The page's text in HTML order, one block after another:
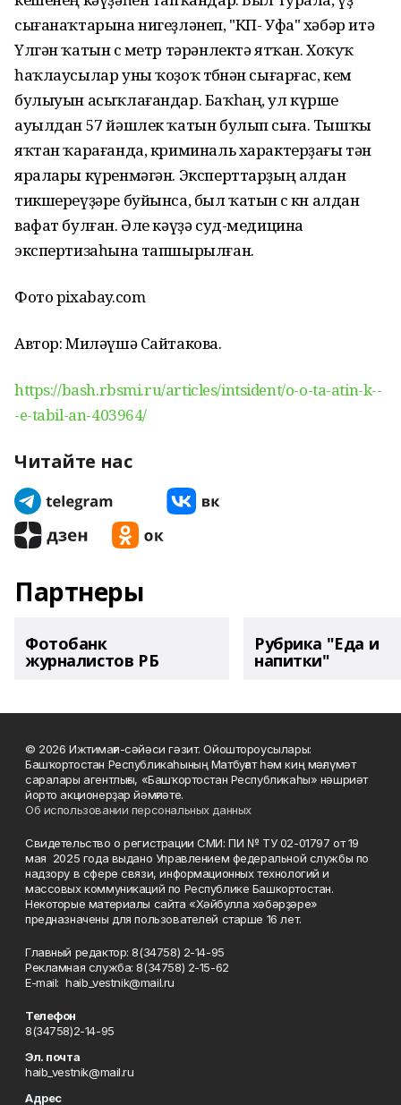
сығанаҡтарына нигеҙләнеп, "КП- Уфа" хәбәр итә
Үлгән ҡатын өс метр тәрәнлектә ятҡан. Хоҡуҡ
һаҡлаусылар уны ҡоҙоҡ төбөнән сығарғас, кем
булыуын асыҡлағандар. Баҡһаң, ул күрше
ауылдан 57 йәшлек ҡатын булып сыға. Тышҡы
яҡтан ҡарағанда, криминаль характерҙағы тән
яралары күренмәгән. Эксперттарҙың алдан
тикшереүҙәре буйынса, был ҡатын өс көн алдан
вафат булған. Әле кәүҙә суд-медицина
экспертизаһына тапшырылған.
Фото pixabay.com
Автор: Миләүшә Сайтакова.
https://bash.rbsmi.ru/articles/intsident/o-o-ta-atin-k--
-e-tabil-an-403964/
Читайте нас
Партнеры
Фотобанк
журналистов РБ
Рубрика "Еда и
напитки"
© 2026 Ижтимағи-сәйәси гәзит. Ойоштороусылары:
Башҡортостан Республикаһының Матбуғат һәм киң мәғлүмәт
саралары агентлығы, «Башҡортостан Республикаһы» нәшриәт
йорто акционерҙар йәмғиәте.
Об использовании персональных данных
Свидетельство о регистрации СМИ: ПИ № ТУ 02-01797 от 19
мая 2025 года выдано Управлением федеральной службы по
надзору в сфере связи, информационных технологий и
массовых коммуникаций по Республике Башкортостан.
Некоторые материалы сайта «Хәйбулла хәбәрҙәре»
предназначены для пользователей старше 16 лет.
Главный редактор: 8(34758) 2-14-95
Рекламная служба: 8(34758) 2-15-62
Е-mаil: haib_vestnik@mail.ru
Телефон
8(34758)2-14-95
Эл. почта
haib_vestnik@mail.ru
Адрес